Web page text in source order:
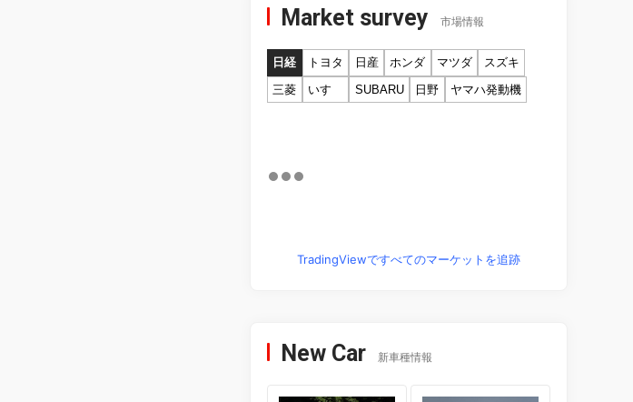
Market survey 市場情報
日経 トヨタ 日産 ホンダ マツダ
スズキ
三菱
いすゞ SUBARU 日野 ヤマハ発動機
TradingViewですべてのマーケットを追跡
New Car 新車種情報